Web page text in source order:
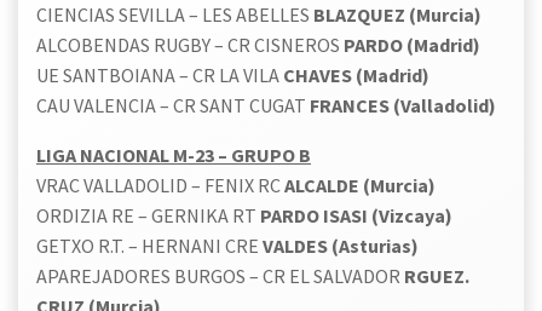
CIENCIAS SEVILLA – LES ABELLES BLAZQUEZ (Murcia)
ALCOBENDAS RUGBY – CR CISNEROS PARDO (Madrid)
UE SANTBOIANA – CR LA VILA CHAVES (Madrid)
CAU VALENCIA – CR SANT CUGAT FRANCES (Valladolid)
LIGA NACIONAL M-23 – GRUPO B
VRAC VALLADOLID – FENIX RCALCALDE (Murcia)
ORDIZIA RE – GERNIKA RT PARDO ISASI (Vizcaya)
GETXO R.T. – HERNANI CRE VALDES (Asturias)
APAREJADORES BURGOS – CR EL SALVADOR RGUEZ.
CRUZ (Murcia)